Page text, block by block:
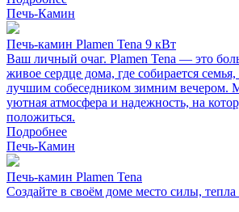
Печь-Камин
Печь-камин Plamen Tena 9 кВт
Ваш личный очаг. Plamen Tena — это
живое сердце дома, где собирается
лучшим собеседником зимним вечером.
уютная атмосфера и надежность, на
положиться.
Подробнее
Печь-Камин
Печь-камин Plamen Tena
Создайте в своём доме место силы,